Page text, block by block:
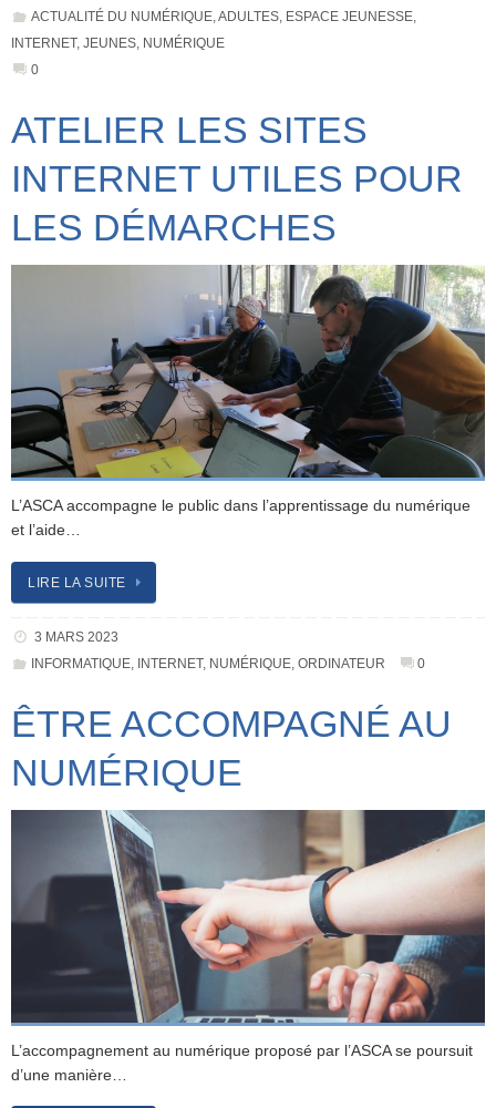
ACTUALITÉ DU NUMÉRIQUE,ADULTES, ESPACE JEUNESSE,
INTERNET, JEUNES, NUMÉRIQUE
0
ATELIER LES SITES
INTERNET UTILES POUR
LES DÉMARCHES
L’ASCA accompagne le public dans l’apprentissage du numérique
et l’aide…
LIRE LA SUITE
3 MARS 2023
INFORMATIQUE, INTERNET, NUMÉRIQUE, ORDINATEUR 0
ÊTRE ACCOMPAGNÉ AU
NUMÉRIQUE
L’accompagnement au numérique proposé par l’ASCA se poursuit
d’une manière…